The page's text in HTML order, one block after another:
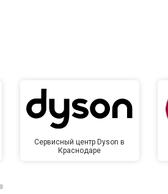
Сервисный центр Dyson в
Краснодаре